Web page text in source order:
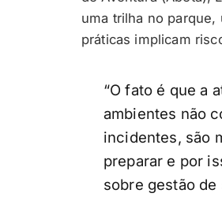
uma trilha no parque,
práticas implicam
“O fato é que a
ambientes não
incidentes, são
preparar e por
sobre gestão de